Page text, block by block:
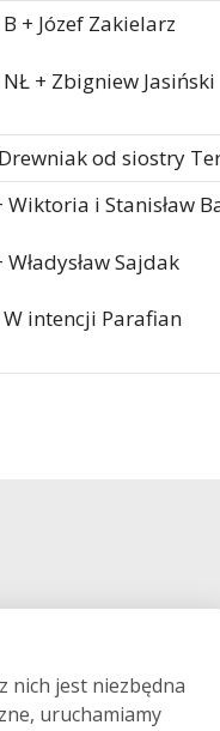
+ Józef Zakielarz
+ Zbigniew Jasiński
od siostry
Wiktoria i Stanisław
Władysław Sajdak
W intencji Parafian
nich jest niezbędna
uruchamiamy